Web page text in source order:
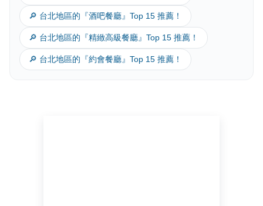
🔎 台北地區的『酒吧餐廳』Top 15 推薦！
🔎 台北地區的『精緻高級餐廳』Top 15 推薦！
🔎 台北地區的『約會餐廳』Top 15 推薦！